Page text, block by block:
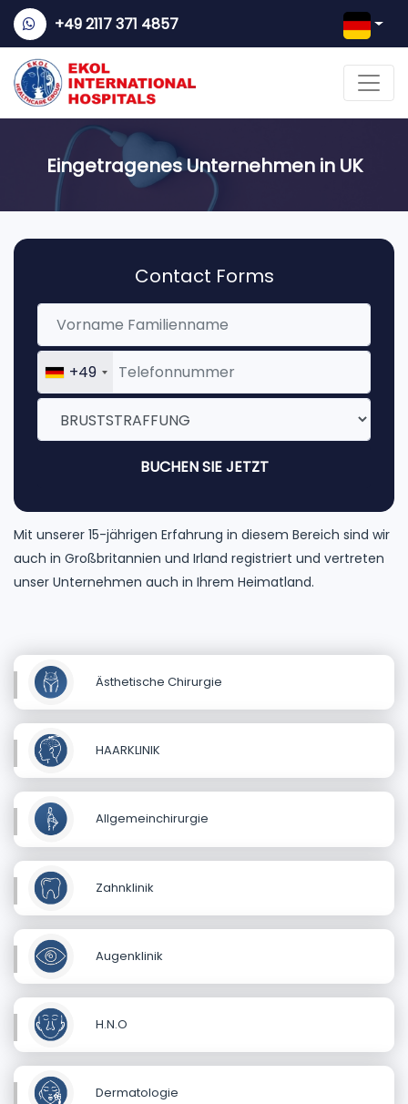
+49 2117 371 4857
Eingetragenes Unternehmen in UK
Contact Forms
+49
BUCHEN SIE JETZT
Mit unserer 15-jährigen Erfahrung in diesem Bereich sind wir
auch in Großbritannien und Irland registriert und vertreten
unser Unternehmen auch in Ihrem Heimatland.
Ästhetische Chirurgie
HAARKLINIK
Allgemeinchirurgie
Zahnklinik
Augenklinik
H.N.O
Dermatologie